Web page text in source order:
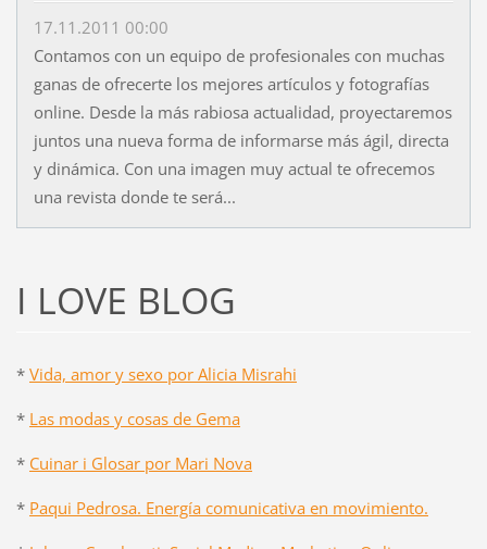
17.11.2011 00:00
Contamos con un equipo de profesionales con muchas
ganas de ofrecerte los mejores artículos y fotografías
online. Desde la más rabiosa actualidad, proyectaremos
juntos una nueva forma de informarse más ágil, directa
y dinámica. Con una imagen muy actual te ofrecemos
una revista donde te será...
I LOVE BLOG
* Vida, amor y sexo por Alicia Misrahi
* Las modas y cosas de Gema
* Cuinar i Glosar por Mari Nova
* Paqui Pedrosa. Energía comunicativa en movimiento.